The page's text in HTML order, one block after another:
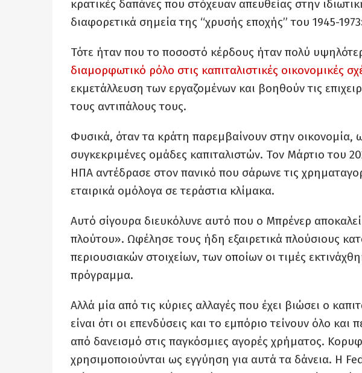
κρατικές δαπάνες που στόχευαν απευθείας στην
διαφορετικά σημεία της “χρυσής εποχής” του 1945-
Τότε ήταν που το ποσοστό κέρδους ήταν πολύ
διαμορφωτικό ρόλο στις καπιταλιστικές οικονομικές
εκμετάλλευση των εργαζομένων και βοηθούν τις
τους αντιπάλους τους.
Φυσικά, όταν τα κράτη παρεμβαίνουν στην οικονομία,
συγκεκριμένες ομάδες καπιταλιστών. Τον Μάρτιο του
ΗΠΑ αντέδρασε στον πανικό που σάρωνε τις
εταιρικά ομόλογα σε τεράστια κλίμακα.
Αυτό σίγουρα διευκόλυνε αυτό που ο Μπρένερ
πλούτου». Ωφέλησε τους ήδη εξαιρετικά πλούσιους
περιουσιακών στοιχείων, των οποίων οι τιμές
πρόγραμμα.
Αλλά μία από τις κύριες αλλαγές που έχει βιώσει ο
είναι ότι οι επενδύσεις και το εμπόριο τείνουν όλο
από δανεισμό στις παγκόσμιες αγορές χρήματος.
χρησιμοποιούνται ως εγγύηση για αυτά τα δάνεια. Η